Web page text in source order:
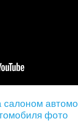
салоном
фото